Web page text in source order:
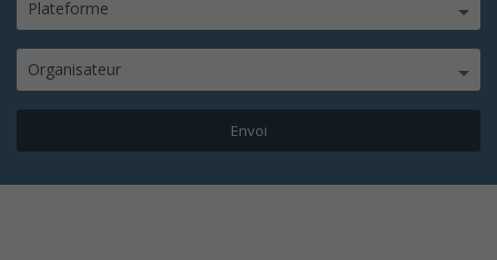
Plateforme
Organisateur